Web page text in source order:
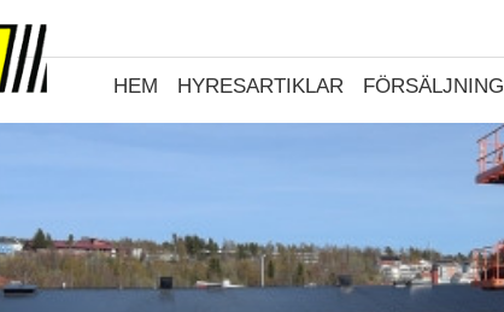
HEM HYRESARTIKLAR FÖRSÄLJNING